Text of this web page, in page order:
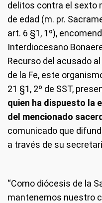
delitos contra el sexto
de edad (m. pr.
art. 6 §1, 1º),
Interdiocesano
Recurso del acusado
de la Fe, este
21 §1, 2º de SST,
quien ha dispuesto la
del mencionado
comunicado que
a través de su
“Como diócesis de la
mantenemos nuestro